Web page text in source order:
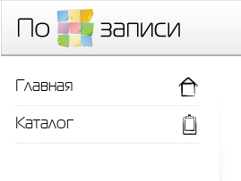
Главная
Каталог